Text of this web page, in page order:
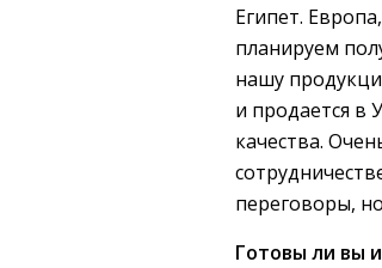
Египет.
планируем
нашу
и продается в
качества.
переговоры,
Готовы ли вы